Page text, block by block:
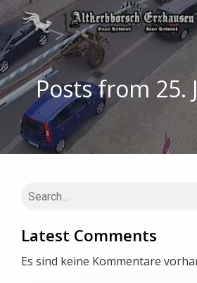
Posts from 25.
Latest Comments
Es sind keine Kommentare